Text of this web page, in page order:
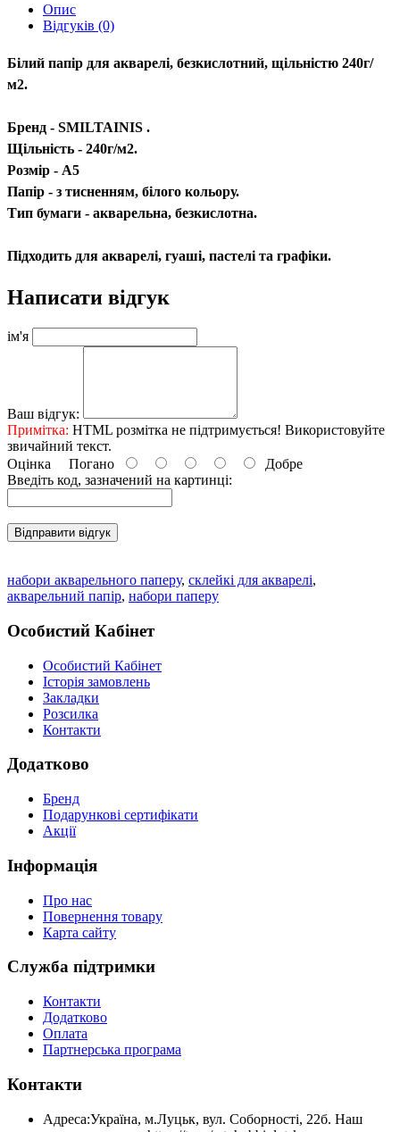
Опис
Відгуків (0)
Білий папір для акварелі, безкислотний, щільністю 240г/
м2.
Бренд - SMILTAINIS .
Щільність - 240г/м2.
Розмір - А5
Папір - з тисненням, білого кольору.
Тип бумаги - акварельна, безкислотна.
Підходить для акварелі, гуаші, пастелі та графіки.
Написати відгук
ім'я
Ваш відгук:
Примітка: HTML розмітка не підтримується! Використовуйте
звичайний текст.
Оцінка Погано
Добре
Введіть код, зазначений на картинці:
Відправити відгук
набори акварельного паперу, склейкі для акварелі,
акварельний папір, набори паперу
Особистий Кабінет
Особистий Кабінет
Історія замовлень
Закладки
Розсилка
Контакти
Додатково
Бренд
Подарункові сертифікати
Акції
Інформація
Про нас
Повернення товару
Карта сайту
Служба підтримки
Контакти
Додатково
Оплата
Партнерська програма
Контакти
Адреса:Україна, м.Луцьк, вул. Соборності, 22б. Наш